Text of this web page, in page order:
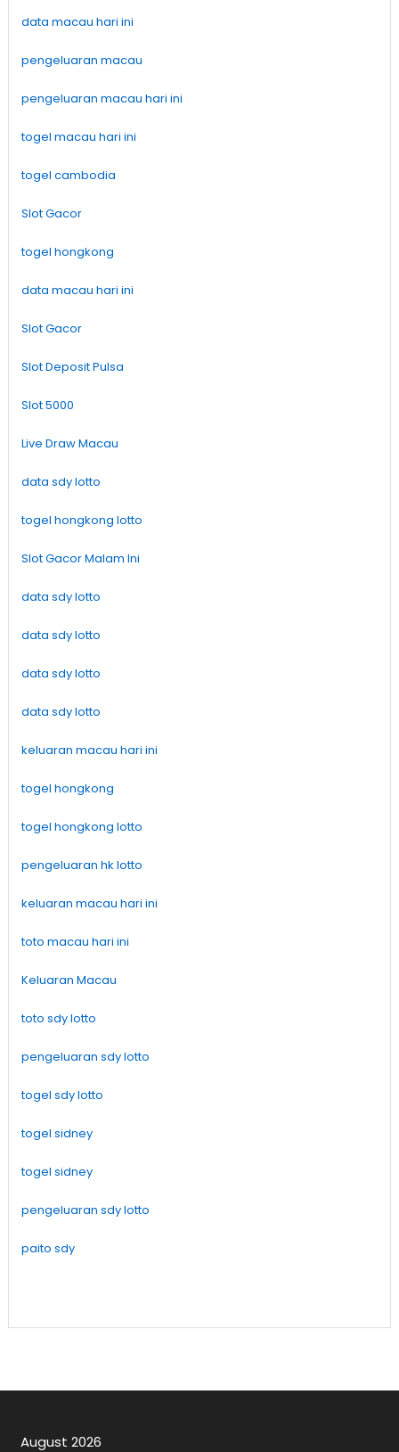
data macau hari ini
pengeluaran macau
pengeluaran macau hari ini
togel macau hari ini
togel cambodia
Slot Gacor
togel hongkong
data macau hari ini
Slot Gacor
Slot Deposit Pulsa
Slot 5000
Live Draw Macau
data sdy lotto
togel hongkong lotto
Slot Gacor Malam Ini
data sdy lotto
data sdy lotto
data sdy lotto
data sdy lotto
keluaran macau hari ini
togel hongkong
togel hongkong lotto
pengeluaran hk lotto
keluaran macau hari ini
toto macau hari ini
Keluaran Macau
toto sdy lotto
pengeluaran sdy lotto
togel sdy lotto
togel sidney
togel sidney
pengeluaran sdy lotto
paito sdy
August 2026